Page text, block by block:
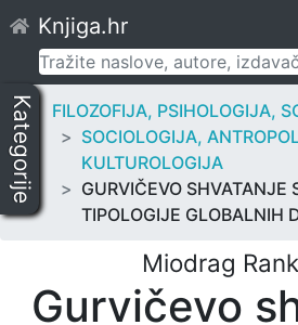
to
content
Knjiga.hr
Pretraži:
Kategorije
FILOZOFIJA, PSIHOLOGIJA,
SOCIOLOGIJA,
KULTUROLOGIJA
GURVIČEVO SHVATANJE
TIPOLOGIJE GLOBALNIH
Miodrag
Gurvičevo